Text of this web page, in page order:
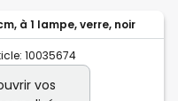
à 1 lampe, verre, noir
10035674
vos